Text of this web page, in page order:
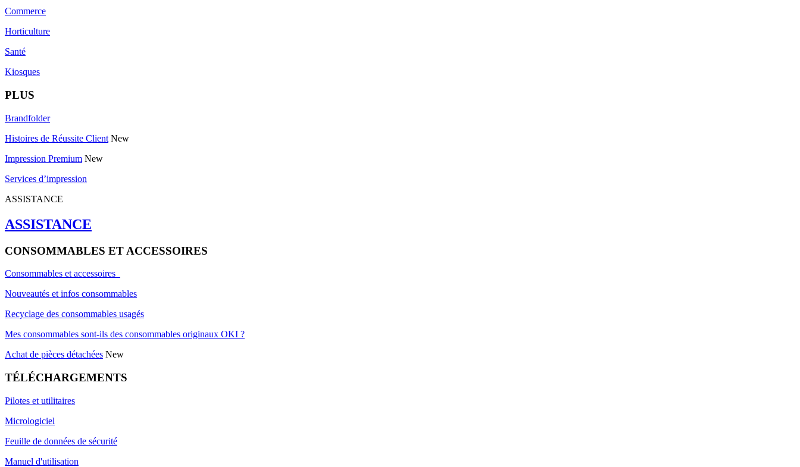
Commerce
Horticulture
Santé
Kiosques
PLUS
Brandfolder
Histoires de Réussite Client New
Impression Premium New
Services d’impression
ASSISTANCE
ASSISTANCE
CONSOMMABLES ET ACCESSOIRES
Consommables et accessoires
Nouveautés et infos consommables
Recyclage des consommables usagés
Mes consommables sont-ils des consommables originaux OKI ?
Achat de pièces détachées New
TÉLÉCHARGEMENTS
Pilotes et utilitaires
Micrologiciel
Feuille de données de sécurité
Manuel d'utilisation